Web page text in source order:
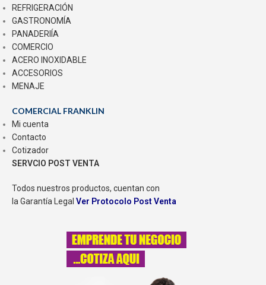
REFRIGERACIÓN
GASTRONOMÍA
PANADERIÍA
COMERCIO
ACERO INOXIDABLE
ACCESORIOS
MENAJE
COMERCIAL FRANKLIN
Mi cuenta
Contacto
Cotizador
SERVCIO POST VENTA
Todos nuestros productos, cuentan con
la Garantía Legal Ver Protocolo Post Venta